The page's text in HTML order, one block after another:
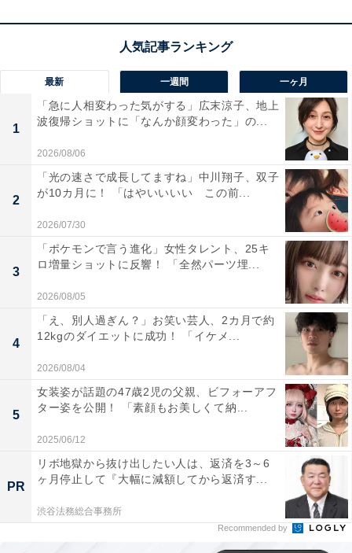
最新 一週間 一ヶ月
1
「急に人相変わった気がする」広末涼子、地上
波復帰ショットに「なんか顔変わった」の...
2026/08/06
2
「光の速さで成長してますね」中川翔子、双子
が10カ月に！ 「はやいいいい この前...
2026/07/30
3
「ポケモンで言う進化」女性タレント、25キ
ロ増量ショットに反響！ 「全然パーツ埋...
2026/08/05
4
「え、別人過ぎん？」お笑い芸人、2カ月で約
12kgのダイエットに成功！ 「イケメ...
2026/08/04
5
女装姿が話題の47歳2児の父親、ビフォーアフ
ター姿を公開！ 「素顔もお美しくて納...
2025/06/12
PR
リボ地獄から抜け出したい人は、返済を3～6
ヶ月停止して『大幅に減額してから返済す...
渋谷法務総合事務所
Recommended by